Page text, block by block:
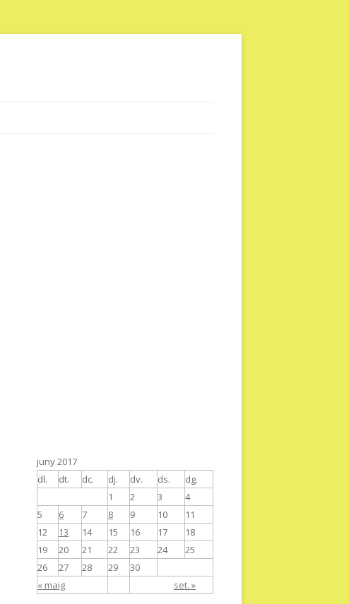
juny 2017
dl.
dt. dc. dj. dv. ds. dg.
« maig set. »
1 2 3
4
5
6 7 8 9 10
11
12
13 14 15 16 17
18
19
20 21 22 23 24
25
26
27 28 29 30